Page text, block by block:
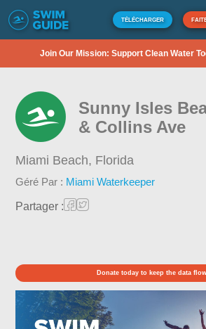
TÉLÉCHARGER
Join Our Mission: Support Clean Water
Sunny Isles
& Collins Ave
Miami Beach, Florida
Géré Par : Miami Waterkeeper
Partager :
Donate today to keep the data